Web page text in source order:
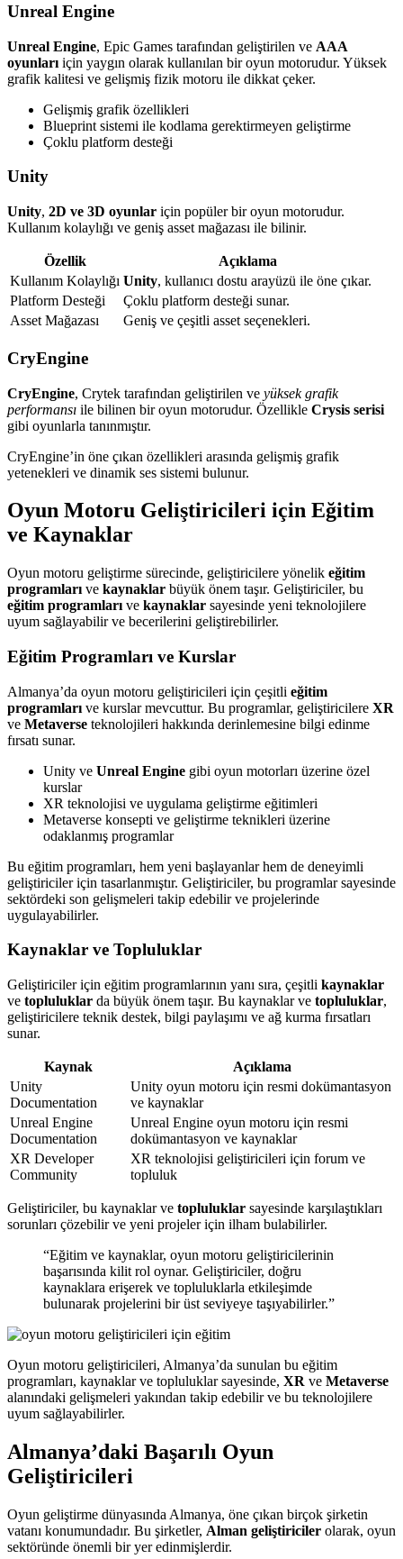
Unreal Engine
Unreal Engine, Epic Games tarafından geliştirilen ve AAA
oyunları için yaygın olarak kullanılan bir oyun motorudur. Yüksek
grafik kalitesi ve gelişmiş fizik motoru ile dikkat çeker.
Gelişmiş grafik özellikleri
Blueprint sistemi ile kodlama gerektirmeyen geliştirme
Çoklu platform desteği
Unity
Unity, 2D ve 3D oyunlar için popüler bir oyun motorudur.
Kullanım kolaylığı ve geniş asset mağazası ile bilinir.
Özellik
Açıklama
Kullanım Kolaylığı Unity, kullanıcı dostu arayüzü ile öne çıkar.
Platform Desteği
Çoklu platform desteği sunar.
Asset Mağazası
Geniş ve çeşitli asset seçenekleri.
CryEngine
CryEngine, Crytek tarafından geliştirilen ve yüksek grafik
performansı ile bilinen bir oyun motorudur. Özellikle Crysis serisi
gibi oyunlarla tanınmıştır.
CryEngine’in öne çıkan özellikleri arasında gelişmiş grafik
yetenekleri ve dinamik ses sistemi bulunur.
Oyun Motoru Geliştiricileri için Eğitim
ve Kaynaklar
Oyun motoru geliştirme sürecinde, geliştiricilere yönelik eğitim
programları ve kaynaklar büyük önem taşır. Geliştiriciler, bu
eğitim programları ve kaynaklar sayesinde yeni teknolojilere
uyum sağlayabilir ve becerilerini geliştirebilirler.
Eğitim Programları ve Kurslar
Almanya’da oyun motoru geliştiricileri için çeşitli eğitim
programları ve kurslar mevcuttur. Bu programlar, geliştiricilere XR
ve Metaverse teknolojileri hakkında derinlemesine bilgi edinme
fırsatı sunar.
Unity ve Unreal Engine gibi oyun motorları üzerine özel
kurslar
XR teknolojisi ve uygulama geliştirme eğitimleri
Metaverse konsepti ve geliştirme teknikleri üzerine
odaklanmış programlar
Bu eğitim programları, hem yeni başlayanlar hem de deneyimli
geliştiriciler için tasarlanmıştır. Geliştiriciler, bu programlar sayesinde
sektördeki son gelişmeleri takip edebilir ve projelerinde
uygulayabilirler.
Kaynaklar ve Topluluklar
Geliştiriciler için eğitim programlarının yanı sıra, çeşitli kaynaklar
ve topluluklar da büyük önem taşır. Bu kaynaklar ve topluluklar,
geliştiricilere teknik destek, bilgi paylaşımı ve ağ kurma fırsatları
sunar.
Kaynak
Açıklama
Unity
Documentation
Unity oyun motoru için resmi dokümantasyon
ve kaynaklar
Unreal Engine
Documentation
Unreal Engine oyun motoru için resmi
dokümantasyon ve kaynaklar
XR Developer
Community
XR teknolojisi geliştiricileri için forum ve
topluluk
Geliştiriciler, bu kaynaklar ve topluluklar sayesinde karşılaştıkları
sorunları çözebilir ve yeni projeler için ilham bulabilirler.
“Eğitim ve kaynaklar, oyun motoru geliştiricilerinin
başarısında kilit rol oynar. Geliştiriciler, doğru
kaynaklara erişerek ve topluluklarla etkileşimde
bulunarak projelerini bir üst seviyeye taşıyabilirler.”
Oyun motoru geliştiricileri, Almanya’da sunulan bu eğitim
programları, kaynaklar ve topluluklar sayesinde, XR ve Metaverse
alanındaki gelişmeleri yakından takip edebilir ve bu teknolojilere
uyum sağlayabilirler.
Almanya’daki Başarılı Oyun
Geliştiricileri
Oyun geliştirme dünyasında Almanya, öne çıkan birçok şirketin
vatanı konumundadır. Bu şirketler, Alman geliştiriciler olarak, oyun
sektöründe önemli bir yer edinmişlerdir.